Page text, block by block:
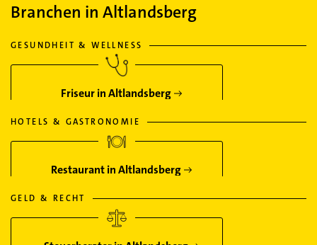
Branchen in Altlandsberg
GESUNDHEIT & WELLNESS
Friseur in Altlandsberg
HOTELS & GASTRONOMIE
Restaurant in Altlandsberg
GELD & RECHT